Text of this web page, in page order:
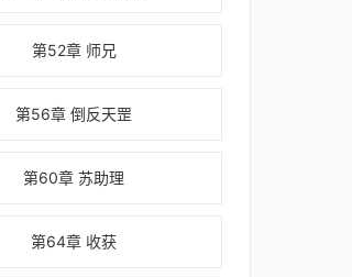
第52章 师兄
第56章 倒反天罡
第60章 苏助理
第64章 收获